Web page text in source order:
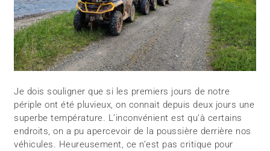
Je dois souligner que si les premiers jours de notre
périple ont été pluvieux, on connait depuis deux jours une
superbe température. L’inconvénient est qu’à certains
endroits, on a pu apercevoir de la poussière derrière nos
véhicules. Heureusement, ce n’est pas critique pour